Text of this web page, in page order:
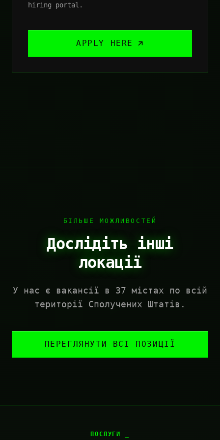
hiring portal.
APPLY HERE
БІЛЬШЕ МОЖЛИВОСТЕЙ
Дослідіть інші
локації
У нас є вакансії в 37 містах по всій
території Сполучених Штатів.
ПЕРЕГЛЯНУТИ ВСІ ПОЗИЦІЇ
ПОСЛУГИ